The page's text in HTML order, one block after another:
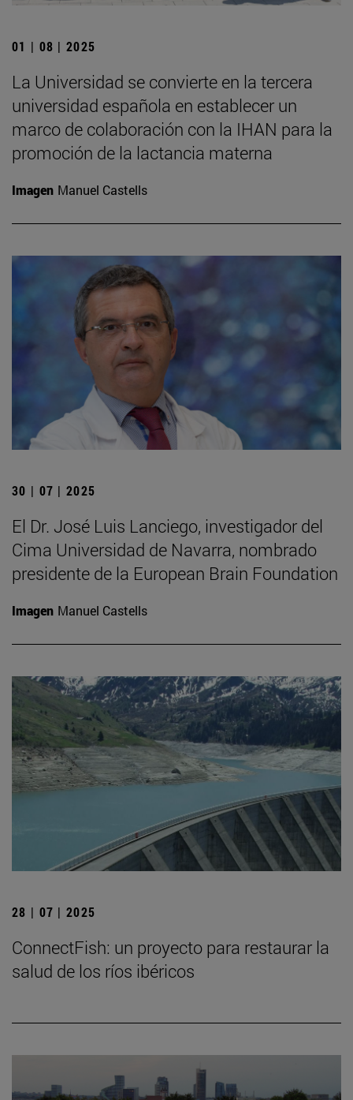
01 | 08 | 2025
La Universidad se convierte en la tercera
universidad española en establecer un
marco de colaboración con la IHAN para la
promoción de la lactancia materna
Imagen Manuel Castells
30 | 07 | 2025
El Dr. José Luis Lanciego, investigador del
Cima Universidad de Navarra, nombrado
presidente de la European Brain Foundation
Imagen Manuel Castells
28 | 07 | 2025
ConnectFish: un proyecto para restaurar la
salud de los ríos ibéricos